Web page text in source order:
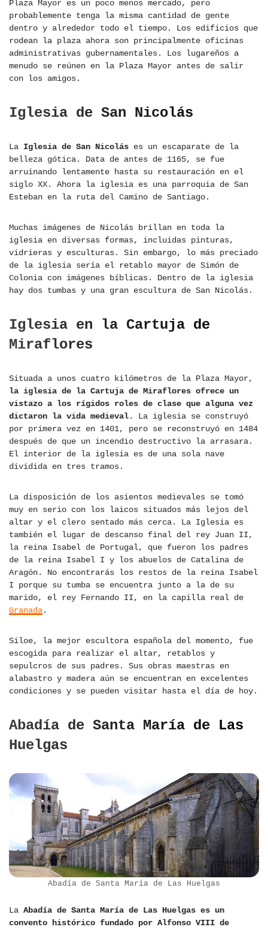
Plaza Mayor es un poco menos mercado, pero
probablemente tenga la misma cantidad de gente
dentro y alrededor todo el tiempo. Los edificios que
rodean la plaza ahora son principalmente oficinas
administrativas gubernamentales. Los lugareños a
menudo se reúnen en la Plaza Mayor antes de salir
con los amigos.
Iglesia de San Nicolás
La Iglesia de San Nicolás es un escaparate de la
belleza gótica. Data de antes de 1165, se fue
arruinando lentamente hasta su restauración en el
siglo XX. Ahora la iglesia es una parroquia de San
Esteban en la ruta del Camino de Santiago.
Muchas imágenes de Nicolás brillan en toda la
iglesia en diversas formas, incluidas pinturas,
vidrieras y esculturas. Sin embargo, lo más preciado
de la iglesia sería el retablo mayor de Simón de
Colonia con imágenes bíblicas. Dentro de la iglesia
hay dos tumbas y una gran escultura de San Nicolás.
Iglesia en la Cartuja de
Miraflores
Situada a unos cuatro kilómetros de la Plaza Mayor,
la iglesia de la Cartuja de Miraflores ofrece un
vistazo a los rígidos roles de clase que alguna vez
dictaron la vida medieval. La iglesia se construyó
por primera vez en 1401, pero se reconstruyó en 1484
después de que un incendio destructivo la arrasara.
El interior de la iglesia es de una sola nave
dividida en tres tramos.
La disposición de los asientos medievales se tomó
muy en serio con los laicos situados más lejos del
altar y el clero sentado más cerca. La Iglesia es
también el lugar de descanso final del rey Juan II,
la reina Isabel de Portugal, que fueron los padres
de la reina Isabel I y los abuelos de Catalina de
Aragón. No encontrarás los restos de la reina Isabel
I porque su tumba se encuentra junto a la de su
marido, el rey Fernando II, en la capilla real de
Granada.
Siloe, la mejor escultora española del momento, fue
escogida para realizar el altar, retablos y
sepulcros de sus padres. Sus obras maestras en
alabastro y madera aún se encuentran en excelentes
condiciones y se pueden visitar hasta el día de hoy.
Abadía de Santa María de Las
Huelgas
Abadía de Santa María de Las Huelgas
La Abadía de Santa María de Las Huelgas es un
convento histórico fundado por Alfonso VIII de